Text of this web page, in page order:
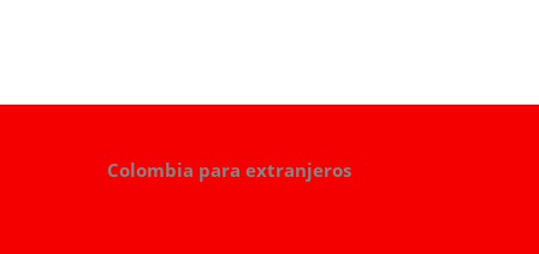
Colombia para extranjeros